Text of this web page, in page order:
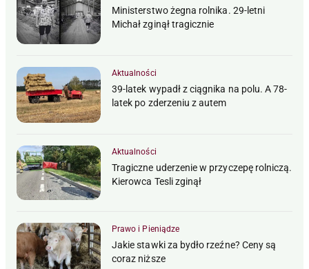
Ministerstwo żegna rolnika. 29-letni
Michał zginął tragicznie
Aktualności
39-latek wypadł z ciągnika na polu. A 78-
latek po zderzeniu z autem
Aktualności
Tragiczne uderzenie w przyczepę rolniczą.
Kierowca Tesli zginął
Prawo i Pieniądze
Jakie stawki za bydło rzeźne? Ceny są
coraz niższe